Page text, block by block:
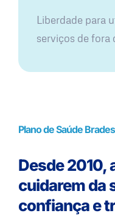
Liberdade para
serviços de fora
Plano de Saúde
Desde 2010,
cuidarem da
confiança e